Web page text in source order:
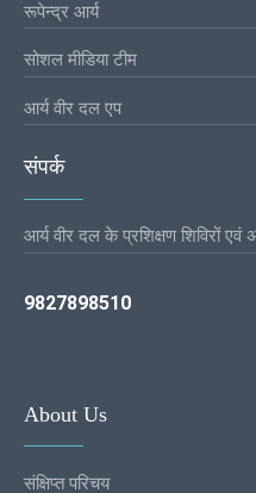
रूपेन्द्र आर्य
सोशल मीडिया टीम
आर्य वीर दल एप
संपर्क
आर्य वीर दल के प्रशिक्षण शिविरों
9827898510
About Us
संक्षिप्त परिचय